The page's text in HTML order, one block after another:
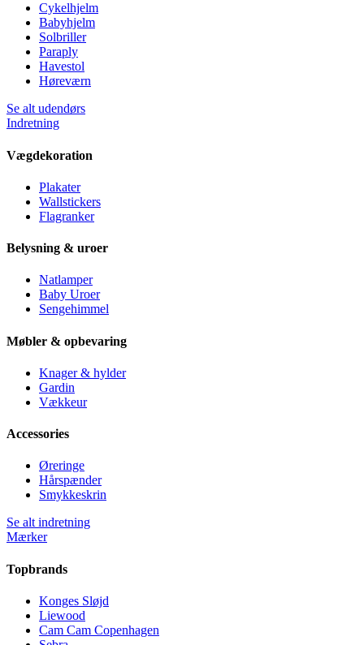
Cykelhjelm
Babyhjelm
Solbriller
Paraply
Havestol
Høreværn
Se alt udendørs
Indretning
Vægdekoration
Plakater
Wallstickers
Flagranker
Belysning & uroer
Natlamper
Baby Uroer
Sengehimmel
Møbler & opbevaring
Knager & hylder
Gardin
Vækkeur
Accessories
Øreringe
Hårspænder
Smykkeskrin
Se alt indretning
Mærker
Topbrands
Konges Sløjd
Liewood
Cam Cam Copenhagen